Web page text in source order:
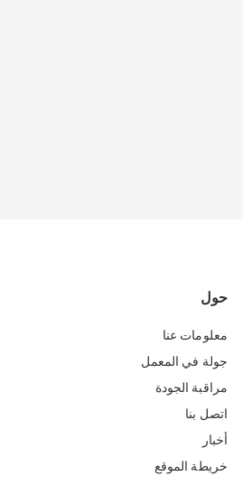
حول
معلومات عنا
جولة في المعمل
مراقبة الجودة
اتصل بنا
أخبار
خريطة الموقع